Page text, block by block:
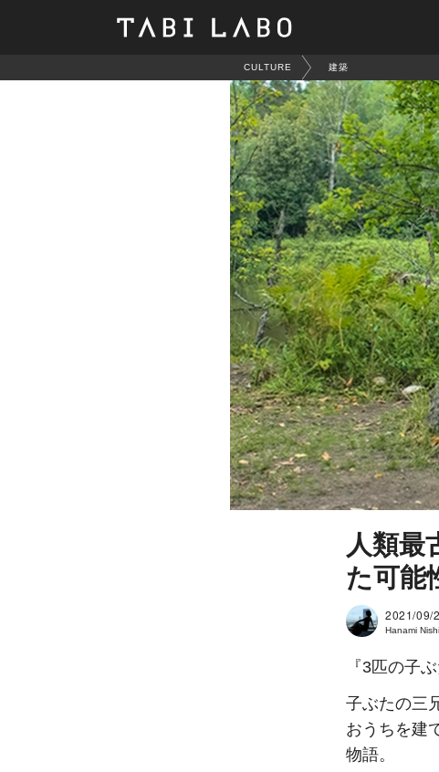
CULTURE 建築
人類最
た可能
2021/09/
Hanami
『3匹の子
子ぶたの三
おうちを建
物語。